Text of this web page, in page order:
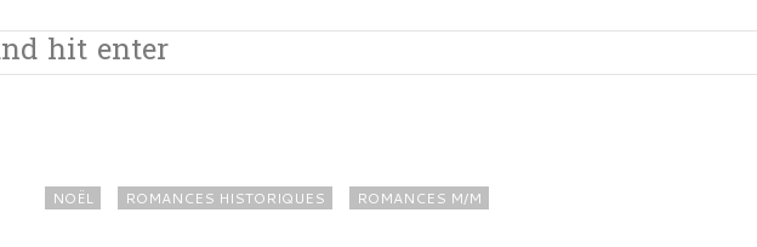
NOËL ROMANCES HISTORIQUES ROMANCES M/M